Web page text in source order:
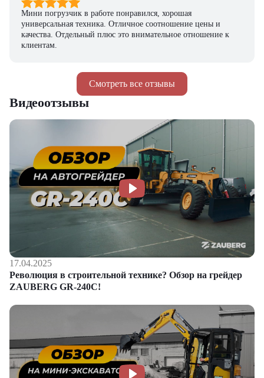
Смотреть все отзывы
Мини погрузчик в работе понравился, хорошая
универсальная техника. Отличное соотношение цены и
качества. Отдельный плюс это внимательное отношение к
клиентам.
Видеоотзывы
17.04.2025
Революция в строительной технике? Обзор на грейдер
ZAUBERG GR-240C!